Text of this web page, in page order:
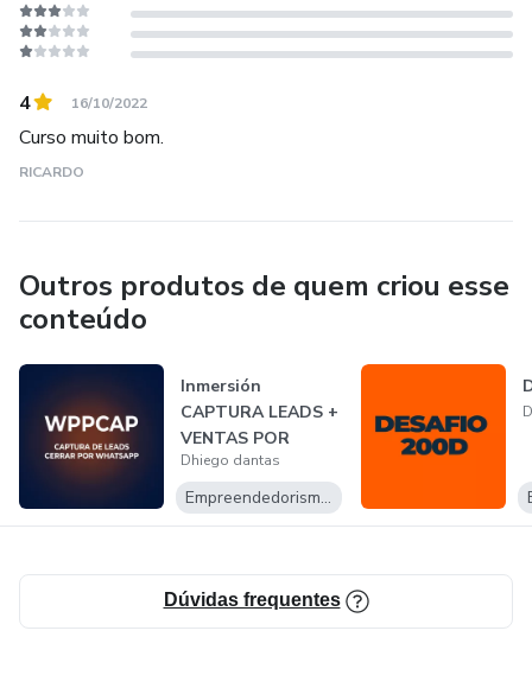
4 16/10/2022
Curso muito bom.
RICARDO
Outros produtos de quem criou esse
conteúdo
Inmersión
CAPTURA LEADS +
VENTAS POR
WHATSAPP
Dhiego dantas
Empreendedorismo Digital
Dúvidas frequentes